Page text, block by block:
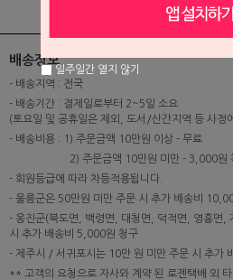
배송 및 교환/반품
배송정보
- 배송지역 : 전국
- 배송기간 : 결제일로부터 2~5일 소요
(토요일 및 공휴일은 제외, 도서/산간지역 등 사정
- 배송비용 : 1) 주문금액 10만원 이상 - 무료
2) 주문금액 10만원 미만 - 3,000원
- 회원등급에 따라 차등적용됩니다.
- 울릉군은 50만원 미만 주문 시 추가 배송비
- 옹진군(북도면, 백령면, 대청면, 덕적면, 영흥면,
시 추가 배송비 5,000원 청구
- 제주시 / 서귀포시는 10만 원 미만 주문 시 추가
** 고객의 요청으로 자사와 계약 된 로젠택배 외
일주일간 열지 않기